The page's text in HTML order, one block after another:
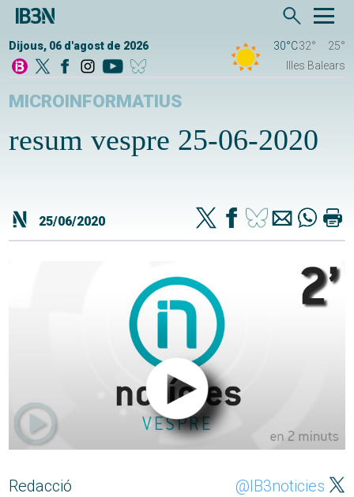
Dijous, 06 d'agost de 2026 30°C32°
25°
Illes Balears
MICROINFORMATIUS
resum vespre 25-06-2020
25/06/2020
Redacció @IB3noticies